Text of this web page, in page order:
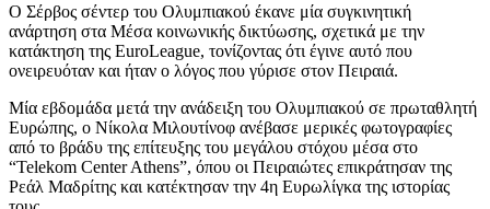
Ο Σέρβος σέντερ του Ολυμπιακού έκανε μία συγκινητική
ανάρτηση στα Μέσα κοινωνικής δικτύωσης, σχετικά με την
κατάκτηση της EuroLeague, τονίζοντας ότι έγινε αυτό που
ονειρευόταν και ήταν ο λόγος που γύρισε στον Πειραιά.
Μία εβδομάδα μετά την ανάδειξη του Ολυμπιακού σε πρωταθλητή
Ευρώπης, ο Νίκολα Μιλουτίνοφ ανέβασε μερικές φωτογραφίες
από το βράδυ της επίτευξης του μεγάλου στόχου μέσα στο
“Telekom Center Athens”, όπου οι Πειραιώτες επικράτησαν της
Ρεάλ Μαδρίτης και κατέκτησαν την 4η Ευρωλίγκα της ιστορίας